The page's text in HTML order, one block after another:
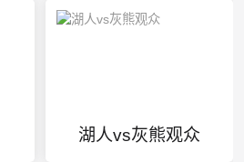
湖人vs灰熊观众